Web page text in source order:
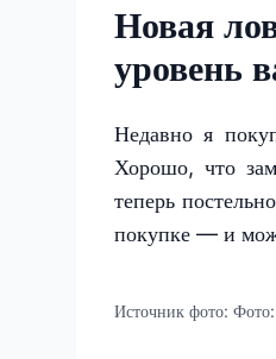
Новая
уровень
Недавно я
Хорошо, что
теперь
покупке — и
Источник фото: